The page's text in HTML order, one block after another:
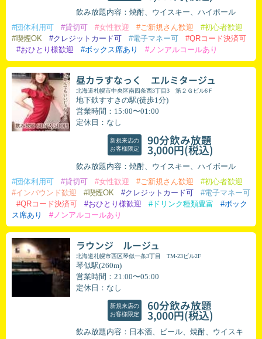
飲み放題内容：焼酎、ウイスキー、ハイボール
#団体利用可 #貸切可 #女性歓迎 #ご新規さん歓迎
#初心者歓迎
#喫煙OK
#クレジットカード可 #電子マネー可
#QRコード決済可
#おひとり様歓迎
#ボックス席あり #ノンアルコールあり
昼カラすなっく エルミタージュ
北海道札幌市中央区南四条西3丁目3 第２Ｇビル6Ｆ
地下鉄すすきの駅(徒歩1分)
営業時間：15:00〜01:00
定休日：なし
新規来店の
お客様限定
90分飲み放題
3,000円(税込)
飲み放題内容：焼酎、ウイスキー、ハイボール
#団体利用可 #貸切可 #女性歓迎 #ご新規さん歓迎
#初心者歓迎
#インバウンド歓迎
#喫煙OK #クレジットカード可
#電子マネー可
#QRコード決済可
#おひとり様歓迎 #ドリンク種類豊富
#ボック
ス席あり
#ノンアルコールあり
ラウンジ ルージュ
北海道札幌市西区琴似一条3丁目 TM-23ビル2F
琴似駅(260m)
営業時間：21:00〜05:00
定休日：なし
新規来店の
お客様限定
60分飲み放題
3,000円(税込)
飲み放題内容：日本酒、ビール、焼酎、ウイスキ